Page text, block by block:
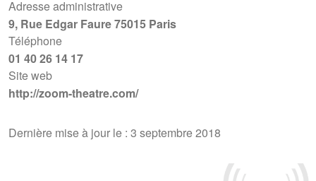
Adresse administrative
9, Rue Edgar Faure 75015 Paris
Téléphone
01 40 26 14 17
Site web
http://zoom-theatre.com/
Dernière mise à jour le : 3 septembre 2018